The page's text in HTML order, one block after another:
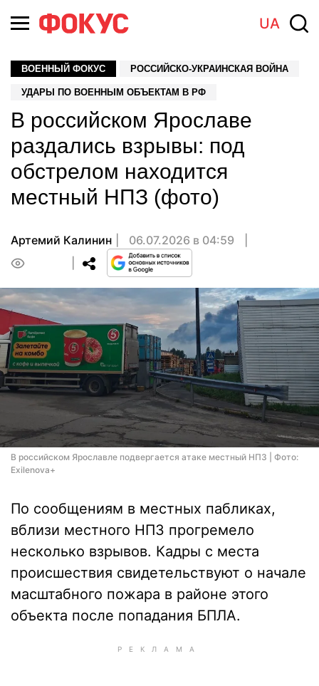
UA
ВОЕННЫЙ ФОКУС РОССИЙСКО-УКРАИНСКАЯ ВОЙНА
УДАРЫ ПО ВОЕННЫМ ОБЪЕКТАМ В РФ
В российском Ярославе
раздались взрывы: под
обстрелом находится
местный НПЗ (фото)
Артемий Калинин
06.07.2026 в 04:59
В российском Ярославле подвергается атаке местный НПЗ | Фото:
Exilenova+
По сообщениям в местных пабликах,
вблизи местного НПЗ прогремело
несколько взрывов. Кадры с места
происшествия свидетельствуют о начале
масштабного пожара в районе этого
объекта после попадания БПЛА.